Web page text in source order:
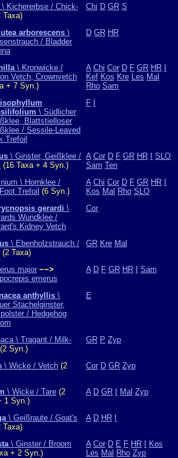
\ Kichererbse / Chick-
Chi D GR S
arborescens \
/ Bladder
D GR HR
\ Kronwicke /
Vetch, Crownvetch
+ 7 Syn.)
A Chi Cor D F GR HR
Kef Kos Kre Les Mal
Rho Sam
\ Südlicher
Blattstielloser
/ Sessile-Leaved
Trefoil
F
\ Ginster, Geißklee /
(16 Taxa + 4 Syn.)
A Cor D F GR HR
SLO
Sam Ten
\ Hornklee /
Trefoil (6 Syn.)
A Chi Cor D F GR HR
Kos Mal Rho SLO
gerardi \
Wundklee /
Kidney Vetch
Cor
\ Ebenholzstrauch /
(2 Taxa)
GR Kre Mal
major −−>
emerus
A D F GR HR Sam
anthyllis \
Stachelginster,
/ Hedgehog
E
\ Tragant / Milk-
(2 Syn.)
GR P Zyp
\ Wicke / Vetch (2
Cor D GR Zyp
\ Wicke / Tare (2
1 Syn.)
A D GR Mal Zyp
\ Geißraute / Goat's
Taxa)
A D HR
\ Ginster / Broom
+ 2 Syn.)
A Cor D E F HR
Kos
Les Mal Rho Zyp